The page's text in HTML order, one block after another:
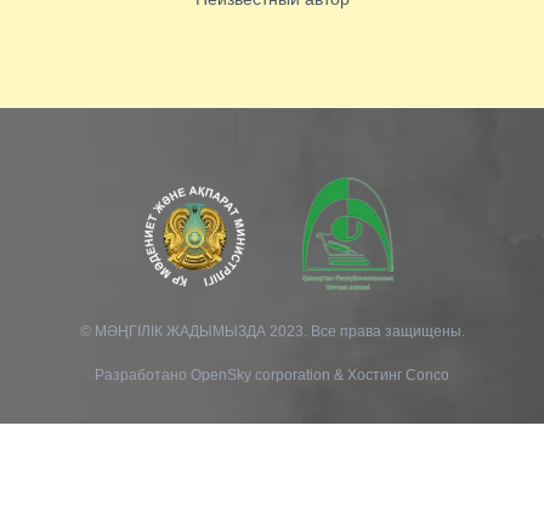
© МӘҢГІЛІК ЖАДЫМЫЗДА 2023. Все права защищены.
Разработано OpenSky corporation & Хостинг Conco